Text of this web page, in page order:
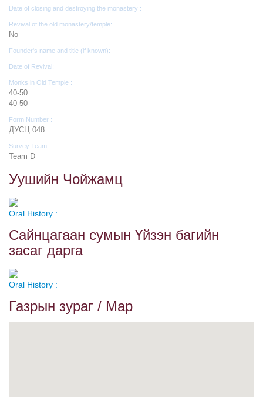
Date of closing and destroying the monastery :
Revival of the old monastery/temple:
No
Founder's name and title (if known):
Date of Revival:
Monks in Old Temple :
40-50
40-50
Form Number :
ДУСЦ 048
Survey Team :
Team D
Уушийн Чойжамц
Oral History :
Сайнцагаан сумын Үйзэн багийн
засаг дарга
Oral History :
Газрын зураг / Map